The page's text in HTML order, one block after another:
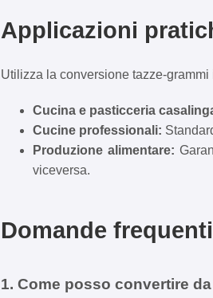
Applicazioni
Utilizza la conversione tazze-grammi
Cucina e pasticceria
Cucine professionali:
Produzione alimentare:
viceversa.
Domande
1. Come posso convertire